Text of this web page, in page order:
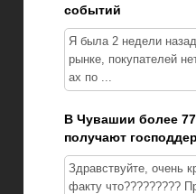
событий
Я была 2 недели
рынке, покупателей
ах по ...
В Чувашии более
получают
Здравствуйте, очень
факту что?????????